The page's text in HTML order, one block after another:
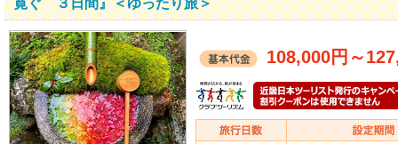
108,000円 ～